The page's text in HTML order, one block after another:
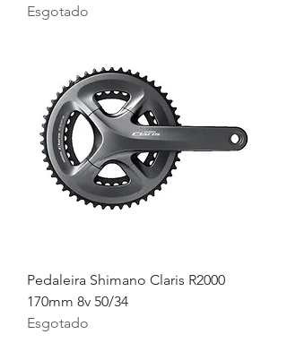
Esgotado
Pedaleira Shimano Claris R2000
170mm 8v 50/34
Esgotado